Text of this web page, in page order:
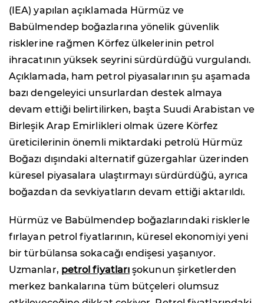
(IEA) yapılan açıklamada Hürmüz ve
Babülmendep boğazlarına yönelik güvenlik
risklerine rağmen Körfez ülkelerinin petrol
ihracatının yüksek seyrini sürdürdüğü vurgulandı.
Açıklamada, ham petrol piyasalarının şu aşamada
bazı dengeleyici unsurlardan destek almaya
devam ettiği belirtilirken, başta Suudi Arabistan ve
Birleşik Arap Emirlikleri olmak üzere Körfez
üreticilerinin önemli miktardaki petrolü Hürmüz
Boğazı dışındaki alternatif güzergahlar üzerinden
küresel piyasalara ulaştırmayı sürdürdüğü, ayrıca
boğazdan da sevkiyatların devam ettiği aktarıldı.
Hürmüz ve Babülmendep boğazlarındaki risklerle
fırlayan petrol fiyatlarının, küresel ekonomiyi yeni
bir türbülansa sokacağı endişesi yaşanıyor.
Uzmanlar, petrol fiyatları şokunun şirketlerden
merkez bankalarına tüm bütçeleri olumsuz